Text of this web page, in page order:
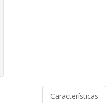
Características